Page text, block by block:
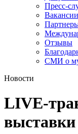
Пресс-
Вакансии
Отзывы
СМИ о
Новости
LIVE-